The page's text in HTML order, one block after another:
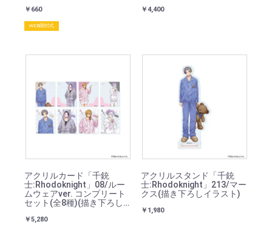
￥660
WEB開封式
￥4,400
アクリルカード「千銃
士:Rhodoknight」08/ルー
ムウェアver. コンプリート
セット(全8種)(描き下ろし
￥5,280
アクリルスタンド「千銃
士:Rhodoknight」213/マー
クス(描き下ろしイラスト)
￥1,980